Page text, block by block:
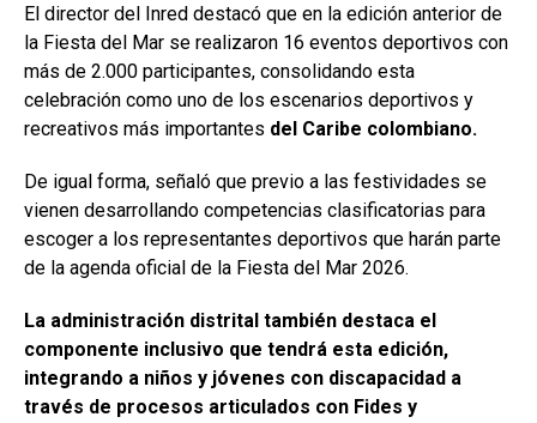
El director del Inred destacó que en la edición anterior de
la Fiesta del Mar se realizaron 16 eventos deportivos con
más de 2.000 participantes, consolidando esta
celebración como uno de los escenarios deportivos y
recreativos más importantes del Caribe colombiano.
De igual forma, señaló que previo a las festividades se
vienen desarrollando competencias clasificatorias para
escoger a los representantes deportivos que harán parte
de la agenda oficial de la Fiesta del Mar 2026.
La administración distrital también destaca el
componente inclusivo que tendrá esta edición,
integrando a niños y jóvenes con discapacidad a
través de procesos articulados con Fides y